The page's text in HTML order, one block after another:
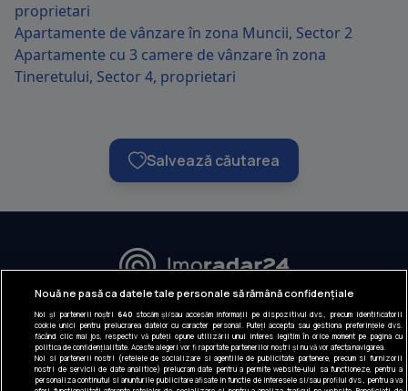
proprietari
Apartamente de vânzare în zona Muncii, Sector 2
Apartamente cu 3 camere de vânzare în zona
Tineretului, Sector 4, proprietari
Salvează căutarea
URMĂREȘTE-NE:
INFORMAȚII COMPANIE
Despre noi
Gestionați preferințele
Nouă ne pasă ca datele tale personale să rămână confidențiale
Noi și partenerii noștri 640stocăm și/sau accesăm informații pe dispozitivul dvs., precum identificatorii
cookie unici pentru prelucrarea datelor cu caracter personal. Puteți accepta sau gestiona preferințele dvs.
făcând clic mai jos, respectiv vă puteți opune utilizării unui interes legitim în orice moment pe pagina cu
politica de confidențialitate. Aceste alegeri vor fi raportate partenerilor noștri și nu vă vor afecta navigarea.
Noi si partenerii nostri (retelele de socializare si agentiile de publicitate partenere, precum si furnizorii
nostri de servicii de date analitice) prelucram date pentru a permite website-ului sa functioneze, pentru a
personaliza continutul si anunturile publicitare afisate in functie de interesele si/sau profilul dvs., pentru a va